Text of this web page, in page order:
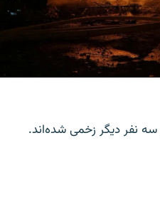
سه نفر دیگر زخمی شده‌اند.